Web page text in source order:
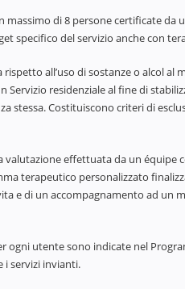
di 8 persone certificate da
specifico del servizio anche con
all’uso di sostanze o alcol al
Servizio residenziale al fine di
stessa. Costituiscono criteri di
effettuata da un équipe
terapeutico personalizzato
e di un accompagnamento ad un
ogni utente sono indicate nel
i servizi invianti.